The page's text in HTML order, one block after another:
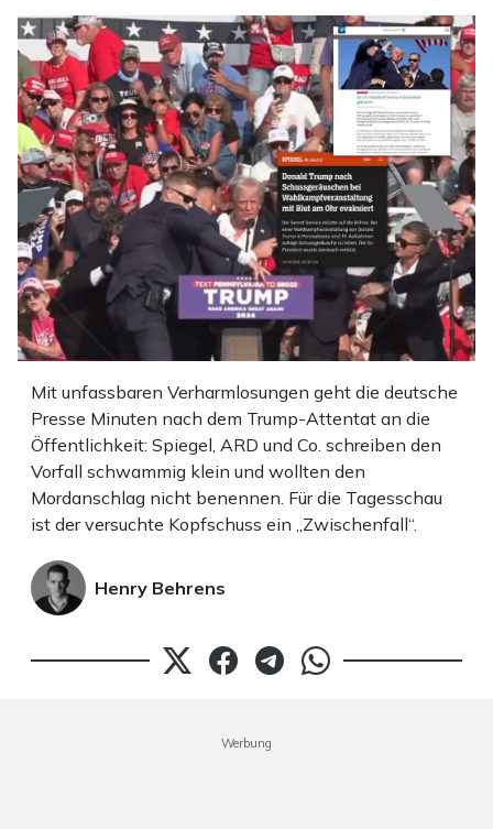
Mit unfassbaren Verharmlosungen geht die deutsche
Presse Minuten nach dem Trump-Attentat an die
Öffentlichkeit: Spiegel, ARD und Co. schreiben den
Vorfall schwammig klein und wollten den
Mordanschlag nicht benennen. Für die Tagesschau
ist der versuchte Kopfschuss ein „Zwischenfall“.
Henry Behrens
Werbung